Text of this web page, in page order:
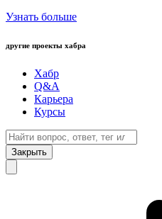
Узнать больше
другие проекты хабра
Хабр
Q&A
Карьера
Курсы
Закрыть